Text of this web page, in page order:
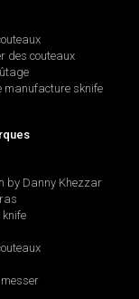
des couteaux
manufacture sknife
by Danny Khezzar